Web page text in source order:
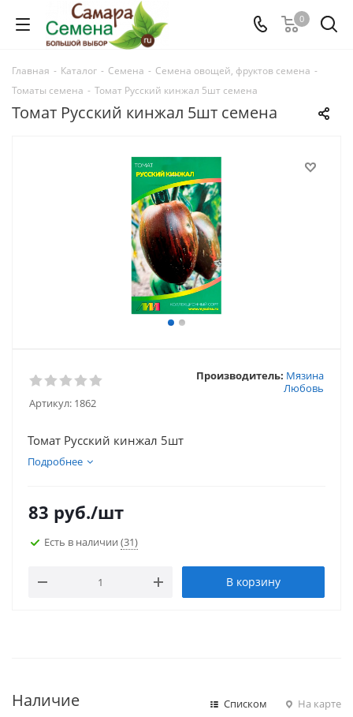
0
Главная - Каталог - Семена - Семена овощей, фруктов семена -
Томаты семена - Томат Русский кинжал 5шт семена
Томат Русский кинжал 5шт семена
Артикул: 1862
Производитель: Мязина
Любовь
Томат Русский кинжал 5шт
Подробнее
83 руб./шт
Есть в наличии (31)
В корзину
Наличие Списком На карте